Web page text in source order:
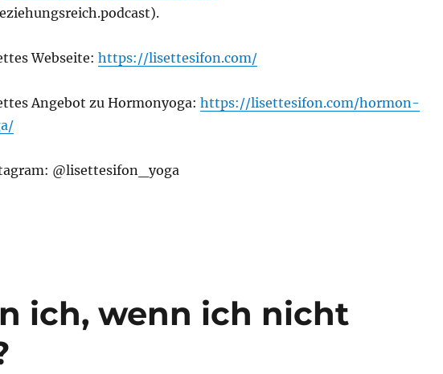
Webseite: https://lisettesifon.com/
Angebot zu Hormonyoga: https://lisettesifon.com/hormon-
@lisettesifon_yoga
ich, wenn ich nicht